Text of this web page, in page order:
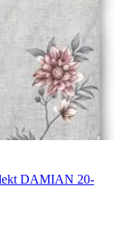
DAMIAN 20-